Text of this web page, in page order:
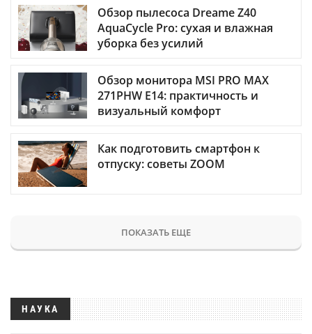
Обзор пылесоса Dreame Z40
AquaCycle Pro: сухая и влажная
уборка без усилий
Обзор монитора MSI PRO MAX
271PHW E14: практичность и
визуальный комфорт
Как подготовить смартфон к
отпуску: советы ZOOM
ПОКАЗАТЬ ЕЩЕ
НАУКА